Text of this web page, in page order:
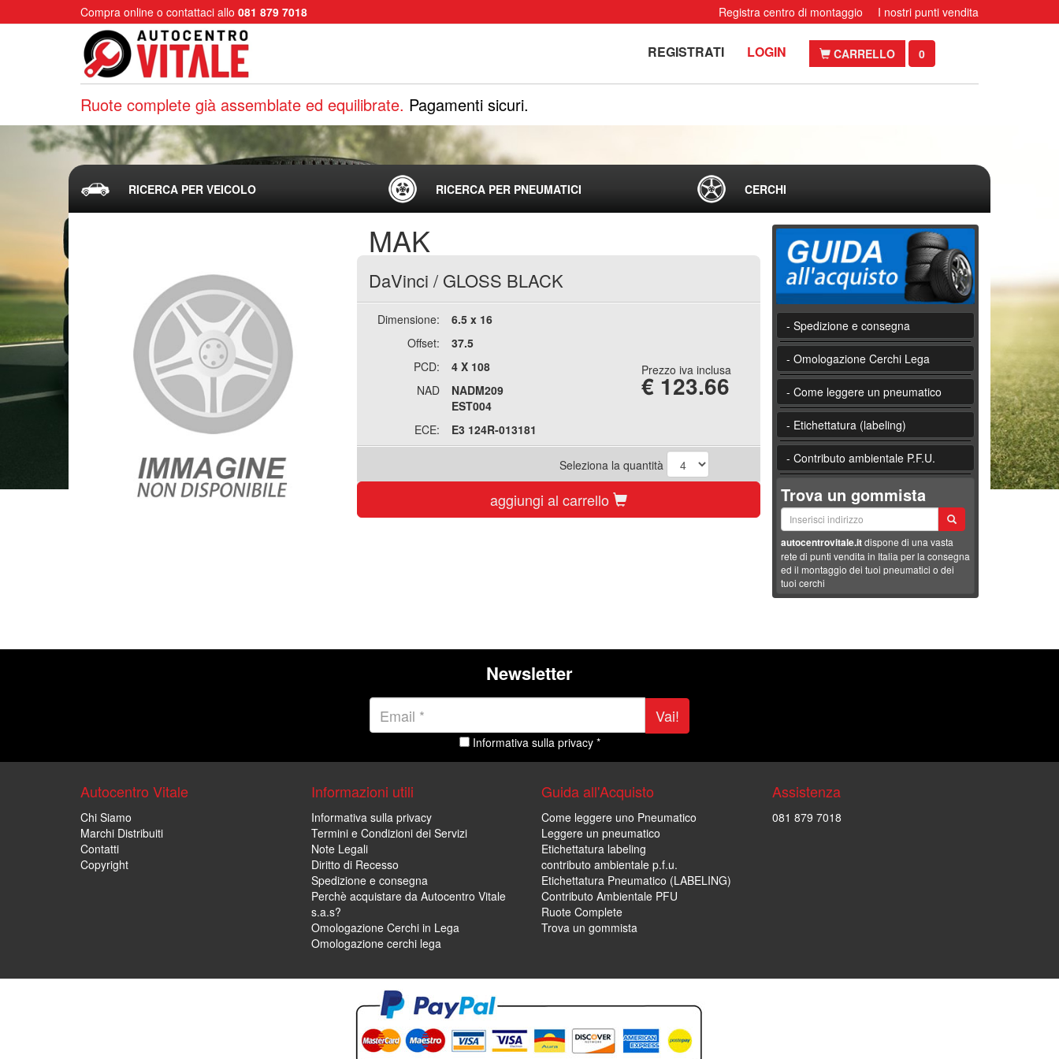
Compra online o contattaci allo 081 879 7018 Registra centro di montaggio I nostri punti vendita
REGISTRATI LOGIN CARRELLO 0
Ruote complete già assemblate ed equilibrate. Pagamenti sicuri.
RICERCA PER VEICOLO RICERCA PER PNEUMATICI CERCHI
MAK
DaVinci / GLOSS BLACK
Dimensione:
6.5 x 16
Offset:
37.5
PCD:
4 X 108
NAD
NADM209
EST004
ECE:
E3 124R-013181
Prezzo iva inclusa
€ 123.66
Seleziona la quantità
aggiungi al carrello
- Spedizione e consegna
- Omologazione Cerchi Lega
- Come leggere un pneumatico
- Etichettatura (labeling)
- Contributo ambientale P.F.U.
Trova un gommista
autocentrovitale.itdispone di una vasta
rete di punti vendita in Italia per la consegna
ed il montaggio dei tuoi pneumatici o dei
tuoi cerchi
Newsletter
Vai!
Informativa sulla privacy *
Autocentro Vitale
Chi Siamo
Marchi Distribuiti
Contatti
Copyright
Informazioni utili
Informativa sulla privacy
Termini e Condizioni dei Servizi
Note Legali
Diritto di Recesso
Spedizione e consegna
Perchè acquistare da Autocentro Vitale
s.a.s?
Omologazione Cerchi in Lega
Omologazione cerchi lega
Guida all'Acquisto
Come leggere uno Pneumatico
Leggere un pneumatico
Etichettatura labeling
contributo ambientale p.f.u.
Etichettatura Pneumatico (LABELING)
Contributo Ambientale PFU
Ruote Complete
Trova un gommista
Assistenza
081 879 7018